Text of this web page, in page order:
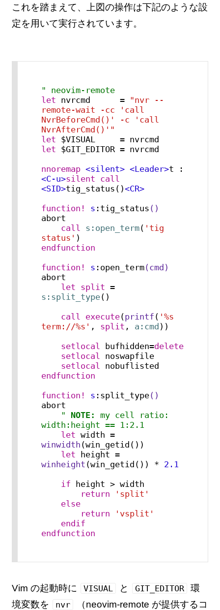
これを踏まえて、上図の操作は下記のような設
定を用いて実行されています。
" neovim-remote
let nvrcmd      = "nvr --
remote-wait -cc 'call
NvrBeforeCmd()' -c 'call
NvrAfterCmd()'"
let
let $GIT_EDITOR = nvrcmd
nnoremap <silent> <Leader>t :
<C-u>silent call
<SID>tig_status()<CR>
function!
s :tig_status ()
abort
call s:open_term( 'tig
status'
endfunction
function!
s :open_term(cmd)
abort
let split
=
s:split_type()
call execute(printf ( '%s
term://%s' , split , a:cmd ))
setlocal bufhidden=delete
setlocal noswapfile
setlocal
endfunction
function!
s :split_type()
abort
" NOTE:
my cell ratio:
width:height == 1:2.1
let
width =
winwidth (win_getid())
let
height =
winheight (win_getid()) * 2.1
if height > width
return
'split'
else
return
'vsplit'
endif
endfunction
Vim の起動時に VISUAL と GIT_EDITOR
環
境変数を
nvr
（neovim-remote が提供するコ